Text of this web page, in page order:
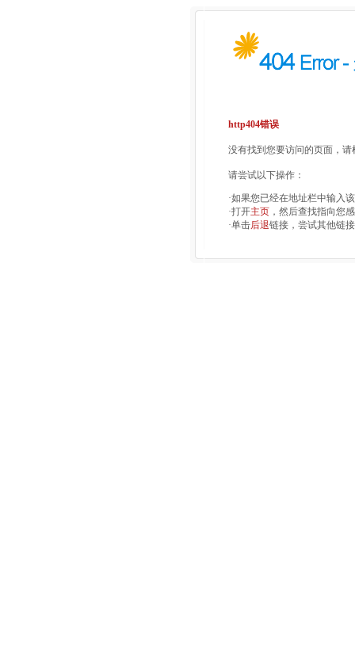
http404错误
没有找到您要访问的页面，
请尝试以下操作：
·如果您已经在地址栏中输入
·打开主页 ，然后查找指向您
·单击后退链接，尝试其他链